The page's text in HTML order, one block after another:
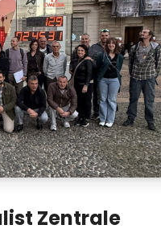
Zentrale